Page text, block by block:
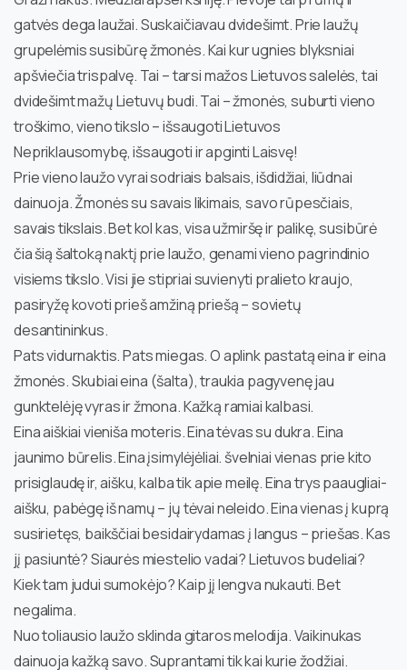
gatvės dega laužai. Suskaičiavau dvidešimt. Prie laužų
grupelėmis susibūrę žmonės. Kai kur ugnies blyksniai
apšviečia trispalvę. Tai – tarsi mažos Lietuvos salelės, tai
dvidešimt mažų Lietuvų budi. Tai – žmonės, suburti vieno
troškimo, vieno tikslo – išsaugoti Lietuvos
Nepriklausomybę, išsaugoti ir apginti Laisvę!
Prie vieno laužo vyrai sodriais balsais, išdidžiai, liūdnai
dainuoja. Žmonės su savais likimais, savo rūpesčiais,
savais tikslais. Bet kol kas, visa užmiršę ir palikę, susibūrė
čia šią šaltoką naktį prie laužo, genami vieno pagrindinio
visiems tikslo. Visi jie stipriai suvienyti pralieto kraujo,
pasiryžę kovoti prieš amžiną priešą – sovietų
desantininkus.
Pats vidurnaktis. Pats miegas. O aplink pastatą eina ir eina
žmonės. Skubiai eina (šalta), traukia pagyvenę jau
gunktelėję vyras ir žmona. Kažką ramiai kalbasi.
Eina aiškiai vieniša moteris. Eina tėvas su dukra. Eina
jaunimo būrelis. Eina įsimylėjėliai. švelniai vienas prie kito
prisiglaudę ir, aišku, kalba tik apie meilę. Eina trys paaugliai-
aišku, pabėgę iš namų – jų tėvai neleido. Eina vienas į kuprą
susirietęs, baikščiai besidairydamas į langus – priešas. Kas
jį pasiuntė? Siaurės miestelio vadai? Lietuvos budeliai?
Kiek tam judui sumokėjo? Kaip jį lengva nukauti. Bet
negalima.
Nuo toliausio laužo sklinda gitaros melodija. Vaikinukas
dainuoja kažką savo. Suprantami tik kai kurie žodžiai.